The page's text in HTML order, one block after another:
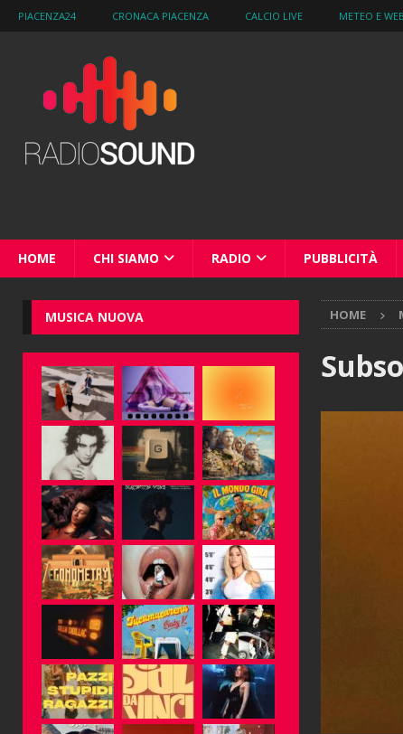
PIACENZA24 CRONACA PIACENZA CALCIO LIVE METEO E
HOME CHI SIAMO RADIO PUBBLICITÀ
HOME
MUSICA NUOVA